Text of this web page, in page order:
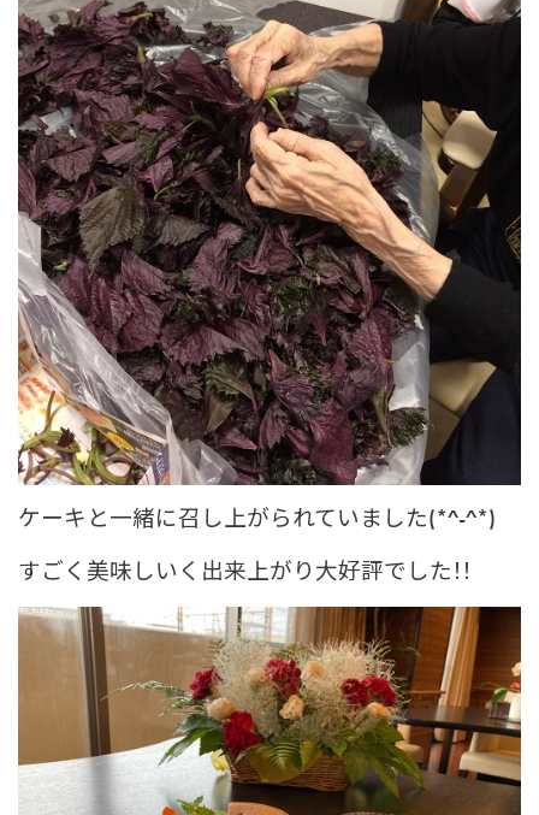
ケーキと一緒に召し上がられていました(*^-^*)
すごく美味しいく出来上がり大好評でした！！